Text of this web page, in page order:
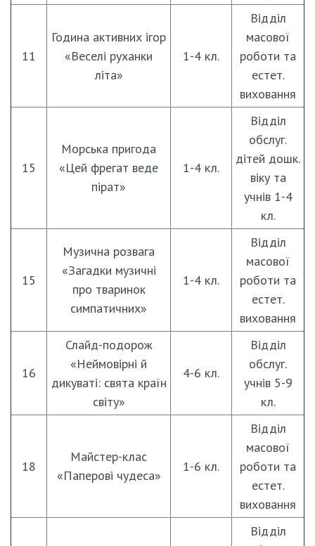
11
Година активних ігор
«Веселі руханки
літа»
1-4 кл.
Відділ
масової
роботи та
естет.
виховання
15
Морська пригода
«Цей фрегат веде
пірат»
1-4 кл.
Відділ
обслуг.
дітей дошк.
віку та
учнів 1-4
кл.
15
Музична розвага
«Загадки музичні
про тваринок
симпатичних»
1-4 кл.
Відділ
масової
роботи та
естет.
виховання
16
Слайд-подорож
«Неймовірні й
дикуваті: свята країн
світу»
4-6 кл.
Відділ
обслуг.
учнів 5-9
кл.
18
Майстер-клас
«Паперові чудеса»
1-6 кл.
Відділ
масової
роботи та
естет.
виховання
Відділ